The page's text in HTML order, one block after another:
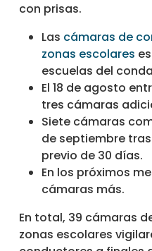
con prisas.
Las cámaras de
zonas escolares
escuelas del
El 18 de agosto
tres cámaras
Siete cámaras
de septiembre
previo de 30 días.
En los próximos
cámaras más.
En total, 39 cámaras
zonas escolares